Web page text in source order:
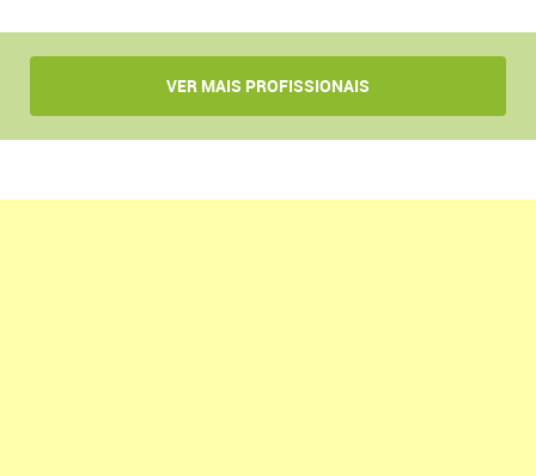
VER MAIS PROFISSIONAIS